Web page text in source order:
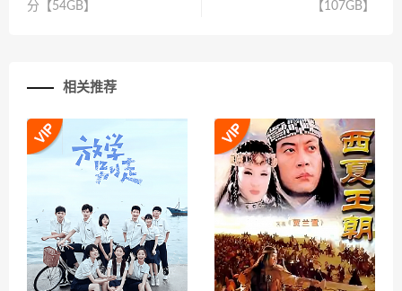
分【54GB】
【107GB】
相关推荐